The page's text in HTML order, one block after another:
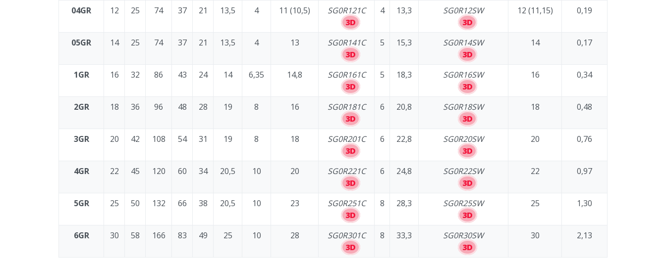
04GR 12 25 74 37 21 13,5 4 11 (10,5)
SG0R121C
3D
4 13,3
SG0R12SW
3D
12 (11,15) 0,19
05GR 14 25 74 37 21 13,5 4 13
SG0R141C
3D
5 15,3
SG0R14SW
3D
14 0,17
1GR 16 32 86 43 24 14 6,35 14,8
SG0R161C
3D
5 18,3
SG0R16SW
3D
16 0,34
2GR 18 36 96 48 28 19 8 16
SG0R181C
3D
6 20,8
SG0R18SW
3D
18 0,48
3GR 20 42 108 54 31 19 8 18
SG0R201C
3D
6 22,8
SG0R20SW
3D
20 0,76
4GR 22 45 120 60 34 20,5 10 20
SG0R221C
3D
6 24,8
SG0R22SW
3D
22 0,97
5GR 25 50 132 66 38 20,5 10 23
SG0R251C
3D
8 28,3
SG0R25SW
3D
25 1,30
6GR 30 58 166 83 49 25 10 28
SG0R301C
3D
8 33,3
SG0R30SW
3D
30 2,13